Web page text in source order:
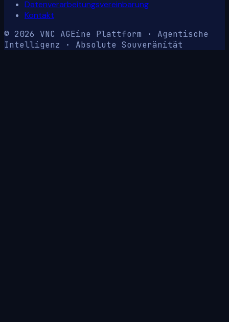
Datenverarbeitungsvereinbarung
Kontakt
© 2026 VNC AGEine Plattform · Agentische
Intelligenz · Absolute Souveränität